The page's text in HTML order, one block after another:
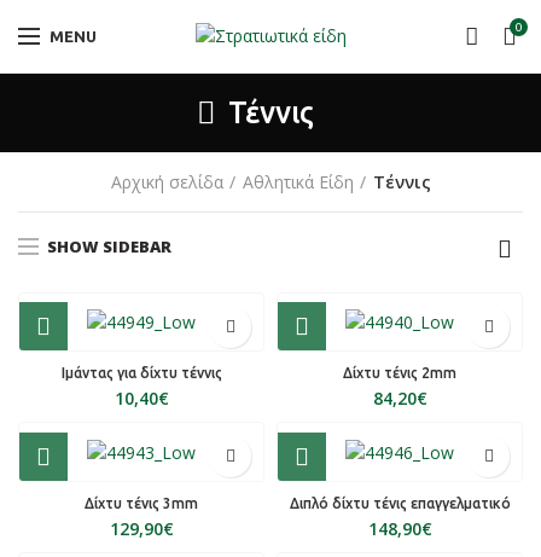
MENU 0
Τέννις
Αρχική σελίδα Αθλητικά Είδη Τέννις
SHOW SIDEBAR
Ιμάντας για δίχτυ τέννις
€
Δίχτυ τένις 2mm
€
Δίχτυ τένις 3mm
€
Διπλό δίχτυ τένις επαγγελματικό
€